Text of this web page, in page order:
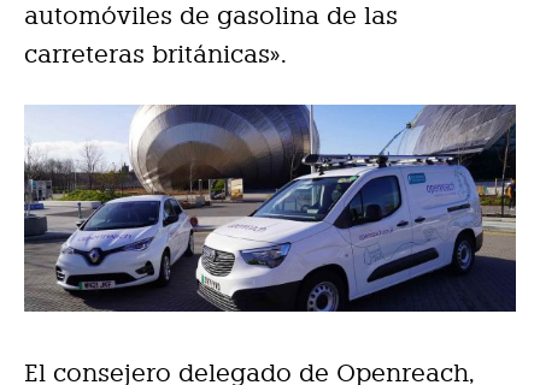
automóviles de gasolina de las
carreteras británicas».
El consejero delegado de Openreach,